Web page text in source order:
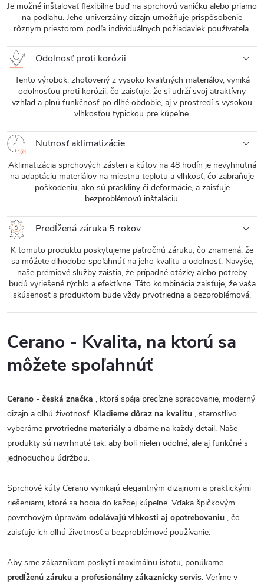
Je možné inštalovať flexibilne buď na sprchovú vaničku alebo priamo
na podlahu. Jeho univerzálny dizajn umožňuje prispôsobenie
rôznym priestorom podľa individuálnych požiadaviek používateľa.
Odolnosť proti korózii
Tento výrobok, zhotovený z vysoko kvalitných materiálov, vyniká
odolnosťou proti korózii, čo zaisťuje, že si udrží svoj atraktívny
vzhľad a plnú funkčnosť po dlhé obdobie, aj v prostredí s vysokou
vlhkosťou typickou pre kúpeľne.
Nutnosť aklimatizácie
Aklimatizácia sprchových zásten a kútov na 48 hodín je nevyhnutná
na adaptáciu materiálov na miestnu teplotu a vlhkosť, čo zabraňuje
poškodeniu, ako sú praskliny či deformácie, a zaisťuje
bezproblémovú inštaláciu.
Predĺžená záruka 5 rokov
K tomuto produktu poskytujeme päťročnú záruku, čo znamená, že
sa môžete dlhodobo spoľahnúť na jeho kvalitu a odolnosť. Navyše,
naše prémiové služby zaistia, že prípadné otázky alebo potreby
budú vyriešené rýchlo a efektívne. Táto kombinácia zaisťuje, že vaša
skúsenosť s produktom bude vždy prvotriedna a bezproblémová.
Cerano - Kvalita, na ktorú sa
môžete spoľahnúť
Cerano - česká značka , ktorá spája precízne spracovanie, moderný
dizajn a dlhú životnosť. Kladieme dôraz na kvalitu , starostlivo
vyberáme prvotriedne materiálya dbáme na každý detail. Naše
produkty sú navrhnuté tak, aby boli nielen odolné, ale aj funkčné s
jednoduchou údržbou.
Sprchové kúty Cerano vynikajú elegantným dizajnom a praktickými
riešeniami, ktoré sa hodia do každej kúpeľne. Vďaka špičkovým
povrchovým úpravám odolávajú vlhkosti aj opotrebovaniu , čo
zaisťuje ich dlhú životnosť a bezproblémové používanie.
Aby sme zákazníkom poskytli maximálnu istotu, ponúkame
predĺženú záruku a profesionálny zákaznícky servis. Veríme v